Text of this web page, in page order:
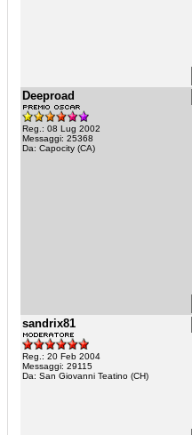
Deeproad
Reg.: 08 Lug 2002
Messaggi: 25368
Da: Capocity (CA)
sandrix81
Reg.: 20 Feb 2004
Messaggi: 29115
Da: San Giovanni Teatino (CH)